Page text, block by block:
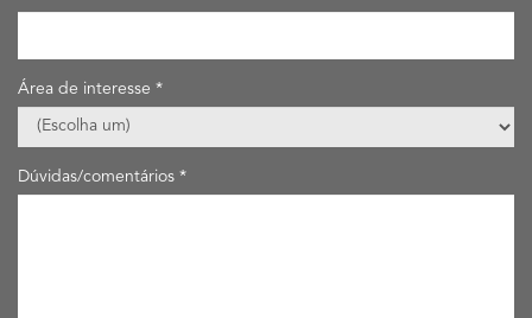
Área de interesse
Dúvidas/comentários